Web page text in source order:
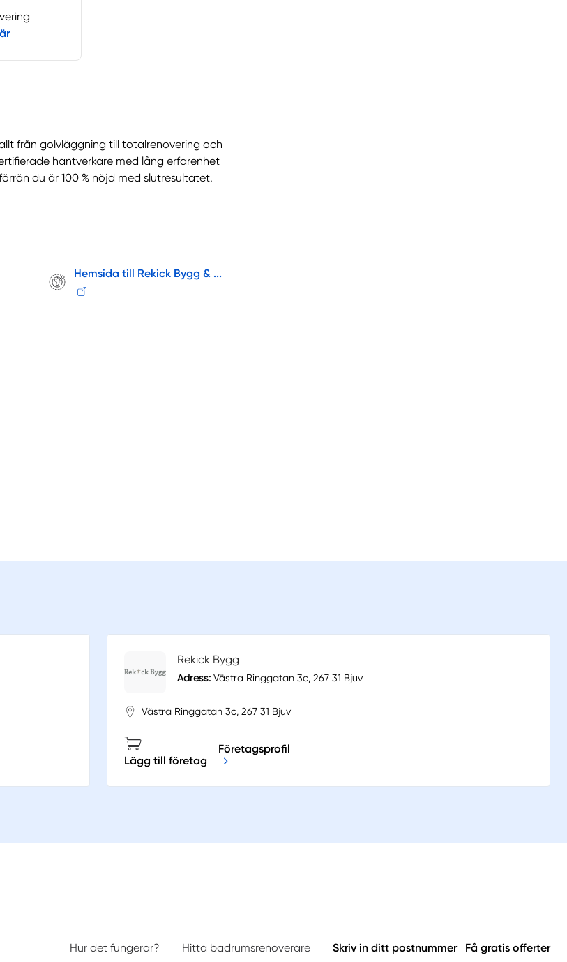
från golvläggning till totalrenovering och
hantverkare med lång erfarenhet
du är 100 % nöjd med slutresultatet.
Hemsida till Rekick Bygg & ...
Rekick Bygg
Adress: Västra Ringgatan 3c, 267 31 Bjuv
Västra Ringgatan 3c, 267 31 Bjuv
Lägg till företag
Företagsprofil
Hur det fungerar? Hitta badrumsrenoverare Skriv in ditt postnummer Få gratis offerter